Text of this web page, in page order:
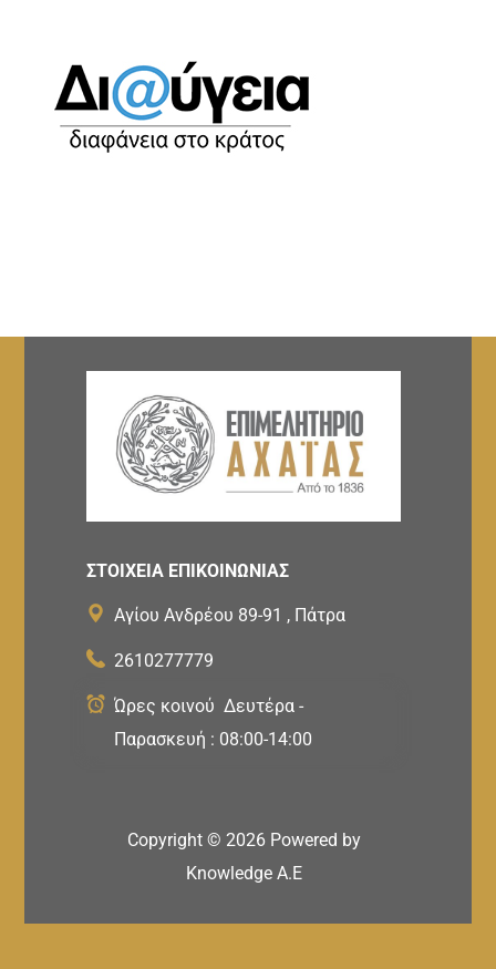
ΣΤΟΙΧΕΙΑ ΕΠΙΚΟΙΝΩΝΙΑΣ
Αγίου Ανδρέου 89-91 , Πάτρα
2610277779
Ώρες κοινού Δευτέρα -
Παρασκευή : 08:00-14:00
Copyright © 2026 Powered by
Knowledge A.E